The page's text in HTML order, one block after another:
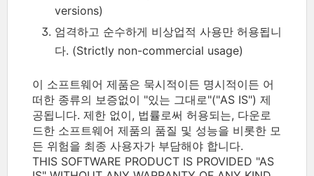
versions)
엄격하고 순수하게 비상업적 사용만 허용됩니
다. (Strictly non-commercial usage)
이 소프트웨어 제품은 묵시적이든 명시적이든 어
떠한 종류의 보증없이 "있는 그대로"("AS IS") 제
공됩니다. 제한 없이, 법률로써 허용되는, 다운로
드한 소프트웨어 제품의 품질 및 성능을 비롯한 모
든 위험을 최종 사용자가 부담해야 합니다.
THIS SOFTWARE PRODUCT IS PROVIDED "AS